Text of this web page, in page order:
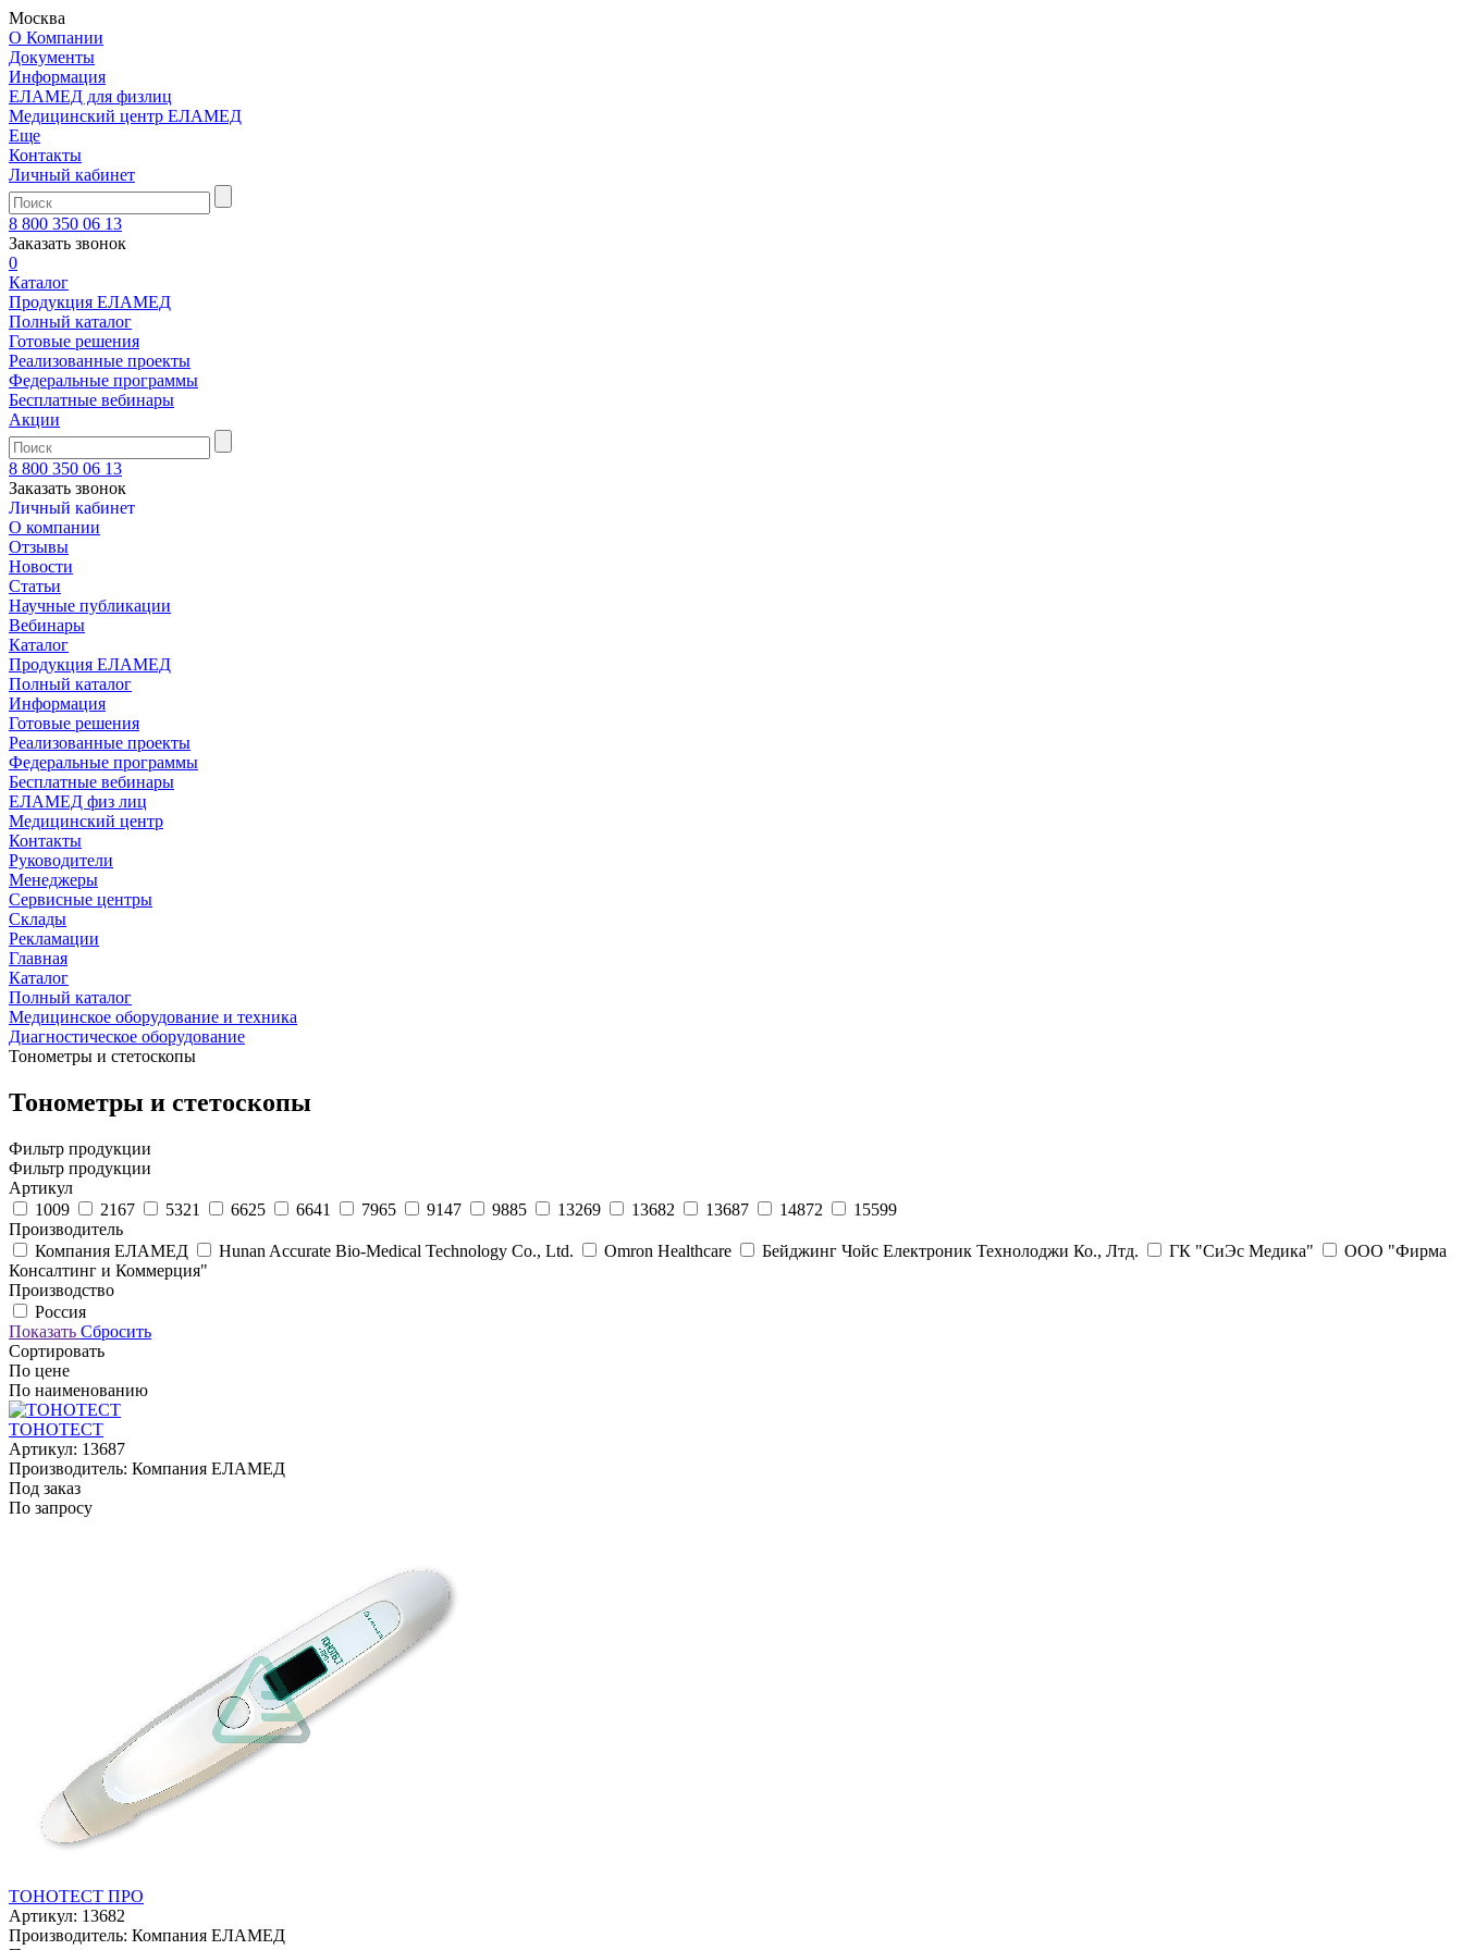
Москва
О Компании
Документы
Информация
ЕЛАМЕД для физлиц
Медицинский центр ЕЛАМЕД
Еще
Контакты
Личный кабинет
8 800 350 06 13
Заказать звонок
0
Каталог
Продукция ЕЛАМЕД
Полный каталог
Готовые решения
Реализованные проекты
Федеральные программы
Бесплатные вебинары
Акции
8 800 350 06 13
Заказать звонок
Личный кабинет
О компании
Отзывы
Новости
Статьи
Научные публикации
Вебинары
Каталог
Продукция ЕЛАМЕД
Полный каталог
Информация
Готовые решения
Реализованные проекты
Федеральные программы
Бесплатные вебинары
ЕЛАМЕД физ лиц
Медицинский центр
Контакты
Руководители
Менеджеры
Сервисные центры
Склады
Рекламации
Главная
Каталог
Полный каталог
Медицинское оборудование и техника
Диагностическое оборудование
Тонометры и стетоскопы
Тонометры и стетоскопы
Фильтр продукции
Фильтр продукции
Артикул
1009
2167 5321 6625 6641 7965 9147 9885 13269 13682 13687 14872
15599
Производитель
Компания ЕЛАМЕД
Hunan Accurate Bio-Medical Technology Co., Ltd. Omron Healthcare Бейджинг Чойс Електроник Технолоджи Ко., Лтд. ГК "СиЭс Медика"
ООО "Фирма
Консалтинг и Коммерция"
Производство
Россия
Показать Сбросить
Сортировать
По цене
По наименованию
ТОНОТЕСТ
Артикул: 13687
Производитель: Компания ЕЛАМЕД
Под заказ
По запросу
ТОНОТЕСТ ПРО
Артикул: 13682
Производитель: Компания ЕЛАМЕД